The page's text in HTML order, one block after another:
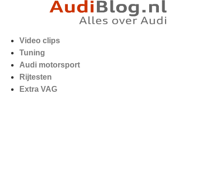
Video clips
Tuning
Audi motorsport
Rijtesten
Extra VAG